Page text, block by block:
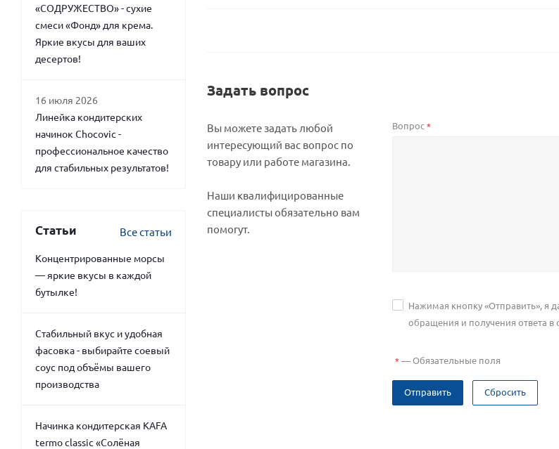
Задать вопрос
Вы можете задать любой
интересующий вас вопрос по
товару или работе магазина.
Наши квалифицированные
специалисты обязательно вам
помогут.
Вопрос*
Нажимая кнопку «Отправить», я
обращения и получения ответа в
*—Обязательные поля
Отправить Сбросить
«СОДРУЖЕСТВО» - сухие
смеси «Фонд» для крема.
Яркие вкусы для ваших
десертов!
16 июля 2026
Линейка кондитерских
начинок Chocovic -
профессиональное качество
для стабильных результатов!
Статьи Все статьи
Концентрированные морсы
— яркие вкусы в каждой
бутылке!
Стабильный вкус и удобная
фасовка - выбирайте соевый
соус под объёмы вашего
производства
Начинка кондитерская KAFA
termo classic «Солёная